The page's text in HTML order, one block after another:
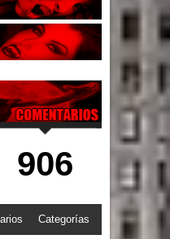
906
Categorías